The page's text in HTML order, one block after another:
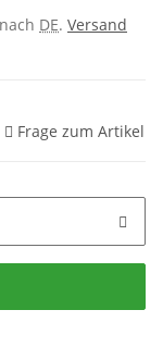
DE. Versand
Frage zum Artikel